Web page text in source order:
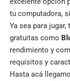
tu computadora,
Ya sea para
gratuitas como
rendimiento y
requisitos y
Hasta acá